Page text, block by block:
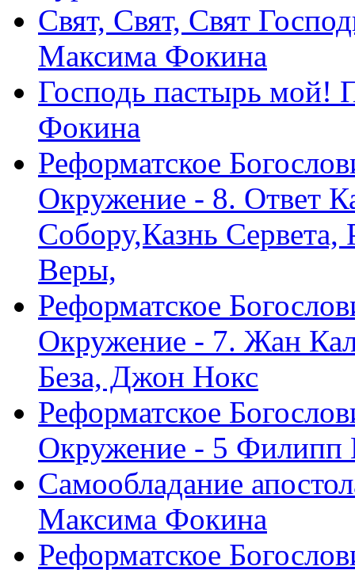
Свят, Свят, Свят
Максима Фокина
Господь пастырь мой!
Фокина
Реформатское
Окружение - 8. Ответ
Собору,Казнь Сервета,
Веры,
Реформатское
Окружение - 7. Жан
Беза, Джон Нокс
Реформатское
Окружение - 5 Филипп
Самообладание
Максима Фокина
Реформатское